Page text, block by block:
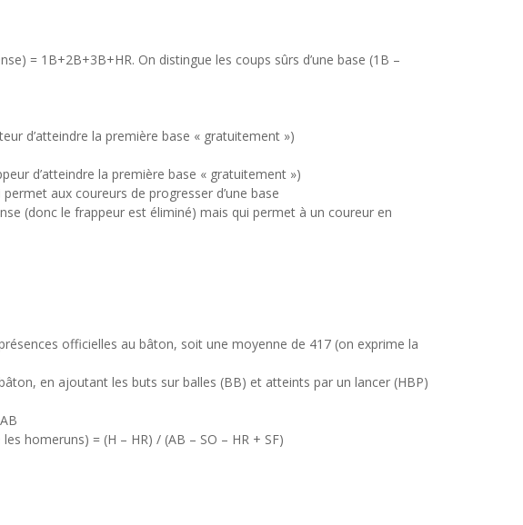
= 1B+2B+3B+HR. On distingue les coups sûrs d’une base (1B –
d’atteindre la première base « gratuitement »)
d’atteindre la première base « gratuitement »)
aux coureurs de progresser d’une base
(donc le frappeur est éliminé) mais qui permet à un coureur en
officielles au bâton, soit une moyenne de 417 (on exprime la
en ajoutant les buts sur balles (BB) et atteints par un lancer (HBP)
homeruns) = (H – HR) / (AB – SO – HR + SF)